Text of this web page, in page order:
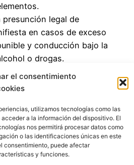
el consentimiento
utilizamos tecnologías como las
a la información del dispositivo. El
nos permitirá procesar datos como
o las identificaciones únicas en este
consentimiento, puede afectar
y funciones.
presunción legal de
en casos de exceso
y conducción bajo la
o drogas.
las penas, especialmente
la privación del derecho a
a una creciente demanda
frente a los
al volante, en
los accidentes de tráfico